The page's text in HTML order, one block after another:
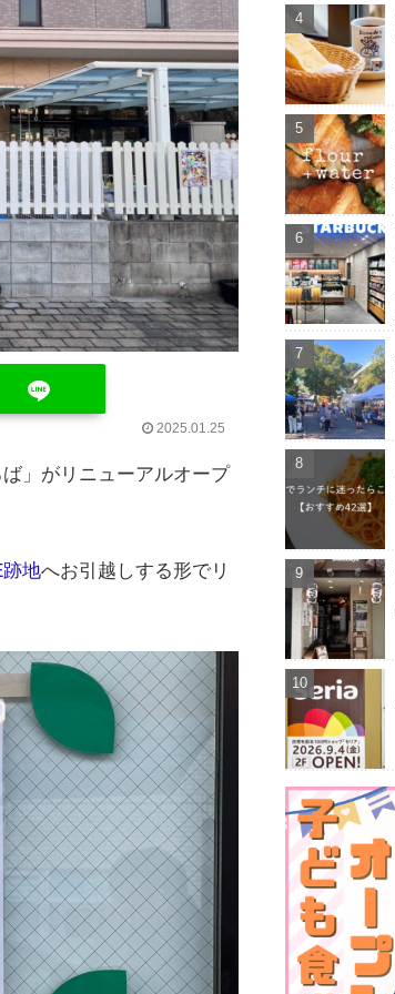
2025.01.25
」がリニューアルオープ
地へお引越しする形でリ